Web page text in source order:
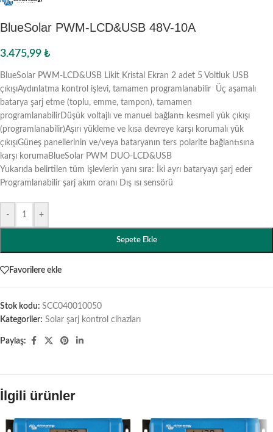
BlueSolar PWM-LCD&USB 48V-10A
3.475,99 ₺
BlueSolar PWM-LCD&USB Likit Kristal Ekran 2 adet 5 Voltluk USB
çıkışıAydınlatma kontrol işlevi, tamamen programlanabilir Üç aşamalı
batarya şarj etme (toplu, emme, tampon), tamamen
programlanabilirDüşük voltajlı ve manuel bağlantı kesmeli yük çıkışı
(programlanabilir)Aşırı yükleme ve kısa devreye karşı korumalı yük
çıkışıGüneş panellerinin ve/veya bataryanın ters polarite bağlantısına
karşı korumaBlueSolar PWM DUO-LCD&USB
Yukarıda belirtilen tüm işlevlerin yanı sıra: İki ayrı bataryayı şarj eder
Programlanabilir şarj akım oranı Dış ısı sensörü
- +
Sepete Ekle
Favorilere ekle
Stok kodu: SCC040010050
Kategoriler: Solar şarj kontrol cihazları
Paylaş:
İlgili ürünler